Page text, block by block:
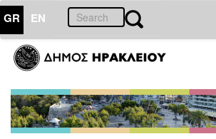
GR EN
ΔΗΜΟΣ
Δελτία
Τύπου
Αρχείο